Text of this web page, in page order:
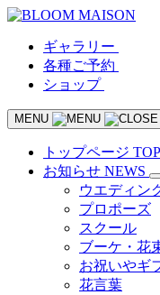
ギャラリー
各種ご予約
ショップ
MENU
トップページ
お知らせ NEWS
ウエディン
プロポーズ
スクール
ブーケ・花
お祝いやギ
花言葉